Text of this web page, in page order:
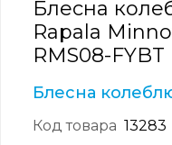
Блесна
Rapala
RMS08-FYBT
Блесна
Код товара 13283